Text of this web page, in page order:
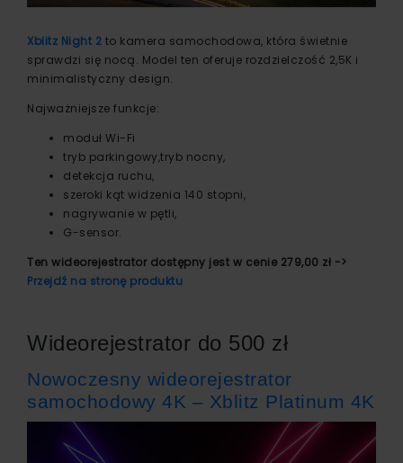
Xblitz Night 2 to kamera samochodowa, która świetnie
sprawdzi się nocą. Model ten oferuje rozdzielczość 2,5K i
minimalistyczny design.
Najważniejsze funkcje:
moduł Wi-Fi
tryb parkingowy,tryb nocny,
detekcja ruchu,
szeroki kąt widzenia 140 stopni,
nagrywanie w pętli,
G-sensor.
Ten wideorejestrator dostępny jest w cenie 279,00 zł ->
Przejdź na stronę produktu
Wideorejestrator do 500 zł
Nowoczesny wideorejestrator
samochodowy 4K – Xblitz Platinum 4K